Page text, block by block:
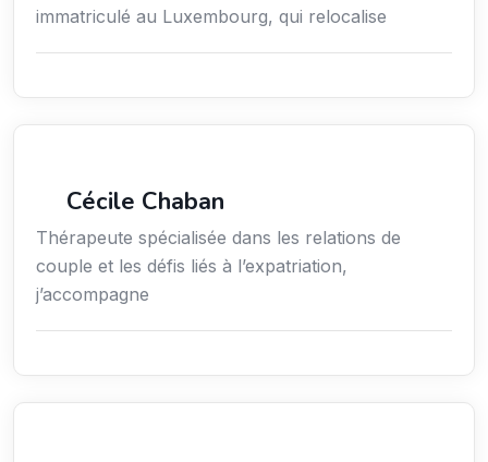
immatriculé au Luxembourg, qui relocalise
Cécile Chaban
Thérapeute spécialisée dans les relations de
couple et les défis liés à l’expatriation,
j’accompagne